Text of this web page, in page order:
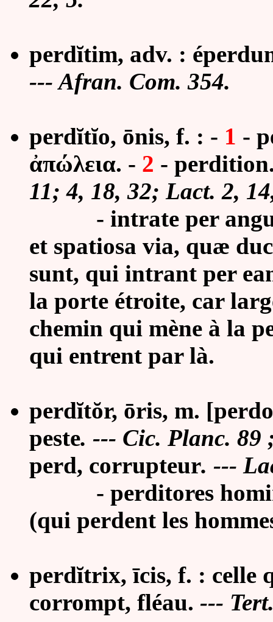
perdĭtim, adv. :
--- Afran. Com. 354.
perdĭtĭo, ōnis, f. : - 1 -
ἀπώλεια. - 2 -
11; 4, 18, 32; Lact. 2,
- intrate per
et spatiosa via, quæ
sunt, qui intrant per
la porte étroite, car
chemin qui mène à la
qui entrent par là.
perdĭtŏr, ōris, m.
peste. --- Cic. Planc. 89
perd, corrupteur. ---
- perditores
(qui perdent les
perdĭtrix, īcis, f. : celle
corrompt, fléau. ---